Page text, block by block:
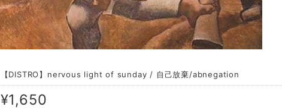
【DISTRO】nervous light of sunday / 自己放棄/abnegation
¥1,650